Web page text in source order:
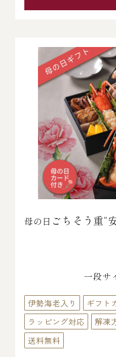
母の日 ごちそう重“
一段サ
伊勢海老入り
ギフト
ラッピング対応
解凍
送料無料